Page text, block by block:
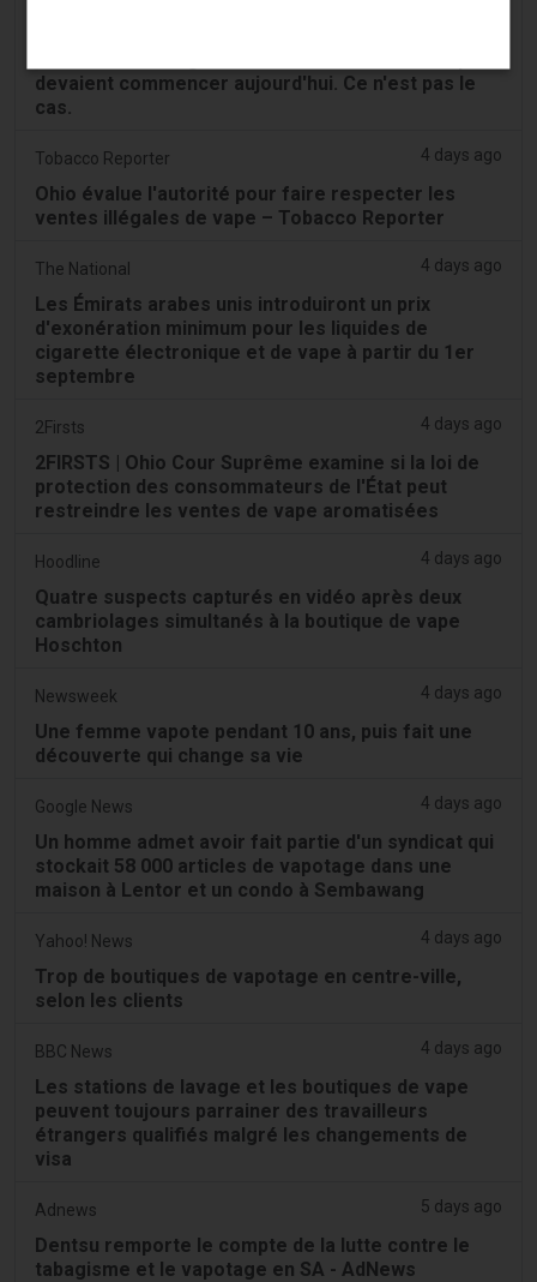
devaient commencer aujourd'hui. Ce n'est pas le
cas.
Tobacco Reporter 4 days ago
Ohio évalue l'autorité pour faire respecter les
ventes illégales de vape – Tobacco Reporter
The National 4 days ago
Les Émirats arabes unis introduiront un prix
d'exonération minimum pour les liquides de
cigarette électronique et de vape à partir du 1er
septembre
2Firsts 4 days ago
2FIRSTS | Ohio Cour Suprême examine si la loi de
protection des consommateurs de l'État peut
restreindre les ventes de vape aromatisées
Hoodline 4 days ago
Quatre suspects capturés en vidéo après deux
cambriolages simultanés à la boutique de vape
Hoschton
Newsweek 4 days ago
Une femme vapote pendant 10 ans, puis fait une
découverte qui change sa vie
Google News 4 days ago
Un homme admet avoir fait partie d'un syndicat qui
stockait 58 000 articles de vapotage dans une
maison à Lentor et un condo à Sembawang
Yahoo! News 4 days ago
Trop de boutiques de vapotage en centre-ville,
selon les clients
BBC News 4 days ago
Les stations de lavage et les boutiques de vape
peuvent toujours parrainer des travailleurs
étrangers qualifiés malgré les changements de
visa
Adnews 5 days ago
Dentsu remporte le compte de la lutte contre le
tabagisme et le vapotage en SA - AdNews